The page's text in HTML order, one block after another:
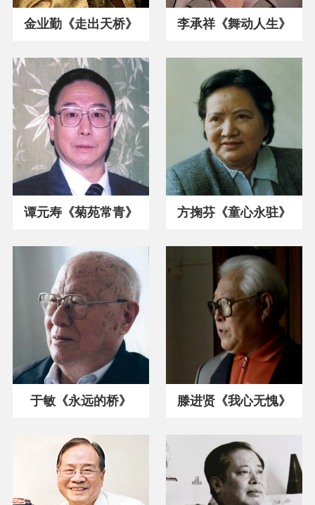
金业勤《走出天桥》 李承祥《舞动人生》
谭元寿《菊苑常青》 方掬芬《童心永驻》
于敏《永远的桥》 滕进贤《我心无愧》